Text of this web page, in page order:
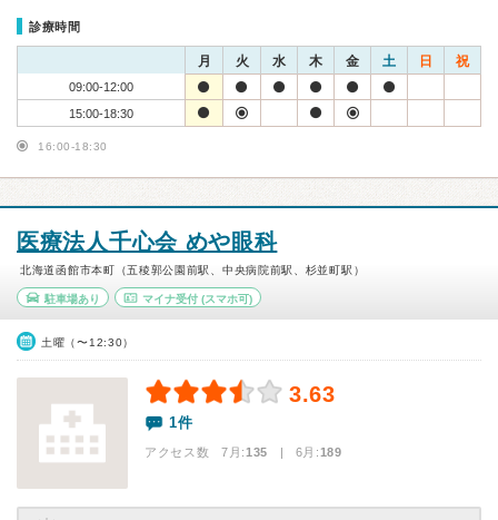
診療時間
月 火 水 木 金 土 日 祝
09:00-12:00
15:00-18:30
16:00-18:30
医療法人千心会 めや眼科
北海道函館市本町（五稜郭公園前駅、中央病院前駅、杉並町駅）
駐車場あり マイナ受付(スマホ可)
土曜（〜12:30）
3.63
1件
アクセス数 7月:135 | 6月:189